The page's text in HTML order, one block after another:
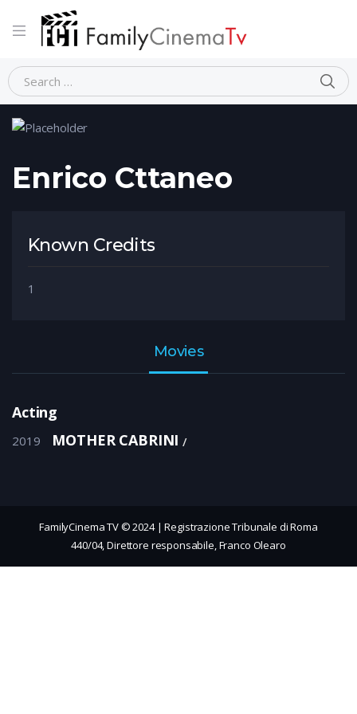
Home Person Enrico Cttaneo
Enrico Cttaneo
Known Credits
1
Movies
Acting
2019 MOTHER CABRINI
FamilyCinema TV © 2024 | Registrazione Tribunale di Roma
440/04, Direttore responsabile, Franco Olearo